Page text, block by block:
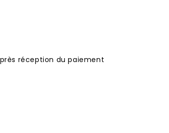
réception du paiement